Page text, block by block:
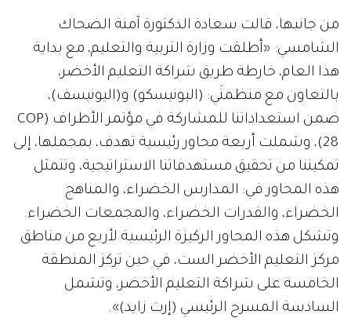
من جانبها، قالت سعادة الدكتورة آمنة الضحاك
الشامسي: «أطلقت وزارة التربية والتعليم، مع بداية
هذا العام، خارطة طريق شراكة التعليم الأخضر،
بالتعاون مع منظمتَي: (اليونيسكو) و(اليونيسف)،
ضمن استعداداتنا للمشاركة في مؤتمر الأطراف (COP
28)، وشملت أربعة محاور رئيسية تهدف، بمجملها، إلى
تمكيننا من تحقيق مستهدفاتنا الاستراتيجية، وتتمثل
هذه المحاور في: المدارس الخضراء، والمناهج
الخضراء، والقدرات الخضراء، والمجمعات الخضراء.
وتشكل هذه المحاور الركيزة الرئيسية لأربع من مناطق
مركز التعليم الأخضر الست، في حين تركز المنطقة
الخامسة على شراكة التعليم الأخضر، وتشمل
السادسة المسرح الرئيسي (إرث زايد)».